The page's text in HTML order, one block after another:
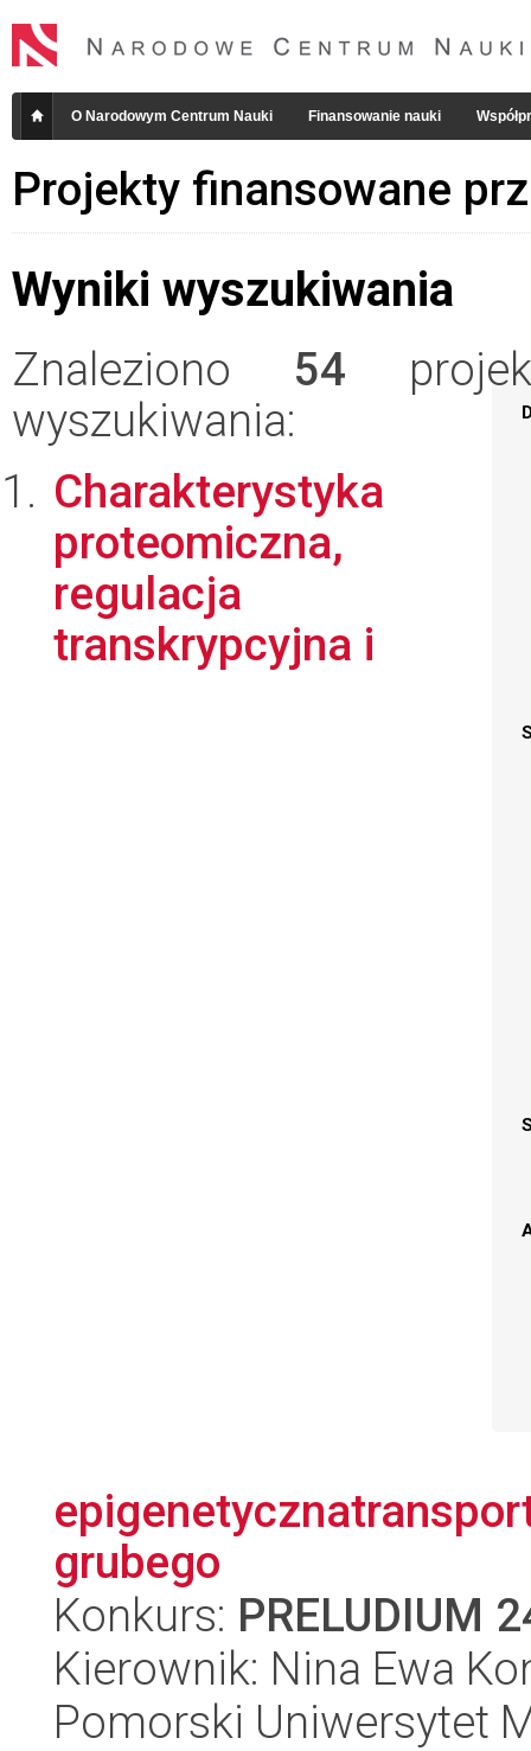
O Narodowym Centrum Nauki Finansowanie nauki
Projekty finansowane
Wyniki wyszukiwania
Znaleziono 54
wyszukiwania:
Charakterystyka
proteomiczna,
regulacja
transkrypcyjna i
grubego
Konkurs: PRELUDIUM
Kierownik: Nina Ewa
Pomorski Uniwersytet